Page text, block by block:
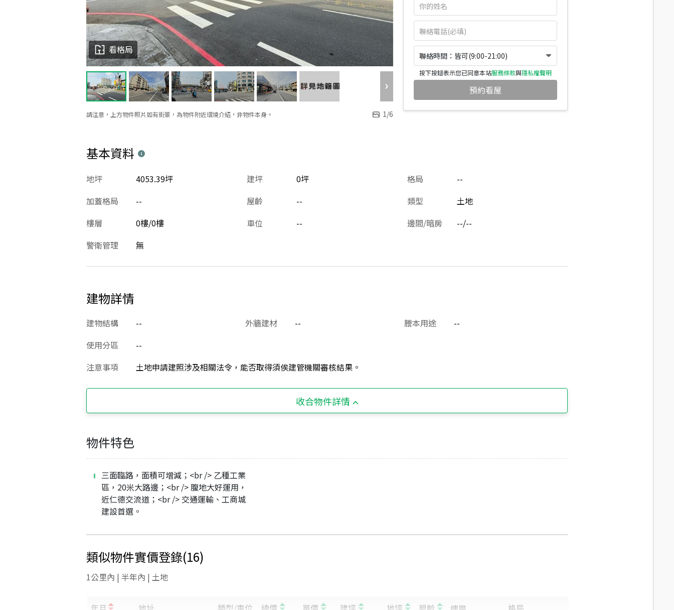
請注意，上方物件照片如有街景，為物件附近環境介紹，非物件本身。 1/6
看格局
聯絡時間：皆可(9:00-21:00)
按下按鈕表示您已同意本站服務條款與隱私權聲明
預約看屋
基本資料
建坪 0坪
地坪 4053.39坪 格局
--
加蓋格局
-- 屋齡 -- 類型
土地
樓層
0樓/0樓 車位 -- 邊間/暗房
--/--
警衛管理
無
建物詳情
建物結構 -- 外牆建材 -- 謄本用途
--
使用分區
--
注意事項
土地申請建照涉及相關法令，能否取得須俟建管機關審核結果。
收合物件詳情
物件特色
三面臨路，面積可增減；<br /> 乙種工業
區，20米大路邊；<br /> 腹地大好運用，
近仁德交流道；<br /> 交通運輸、工商城
建設首選。
類似物件實價登錄(16)
1公里內 | 半年內 | 土地